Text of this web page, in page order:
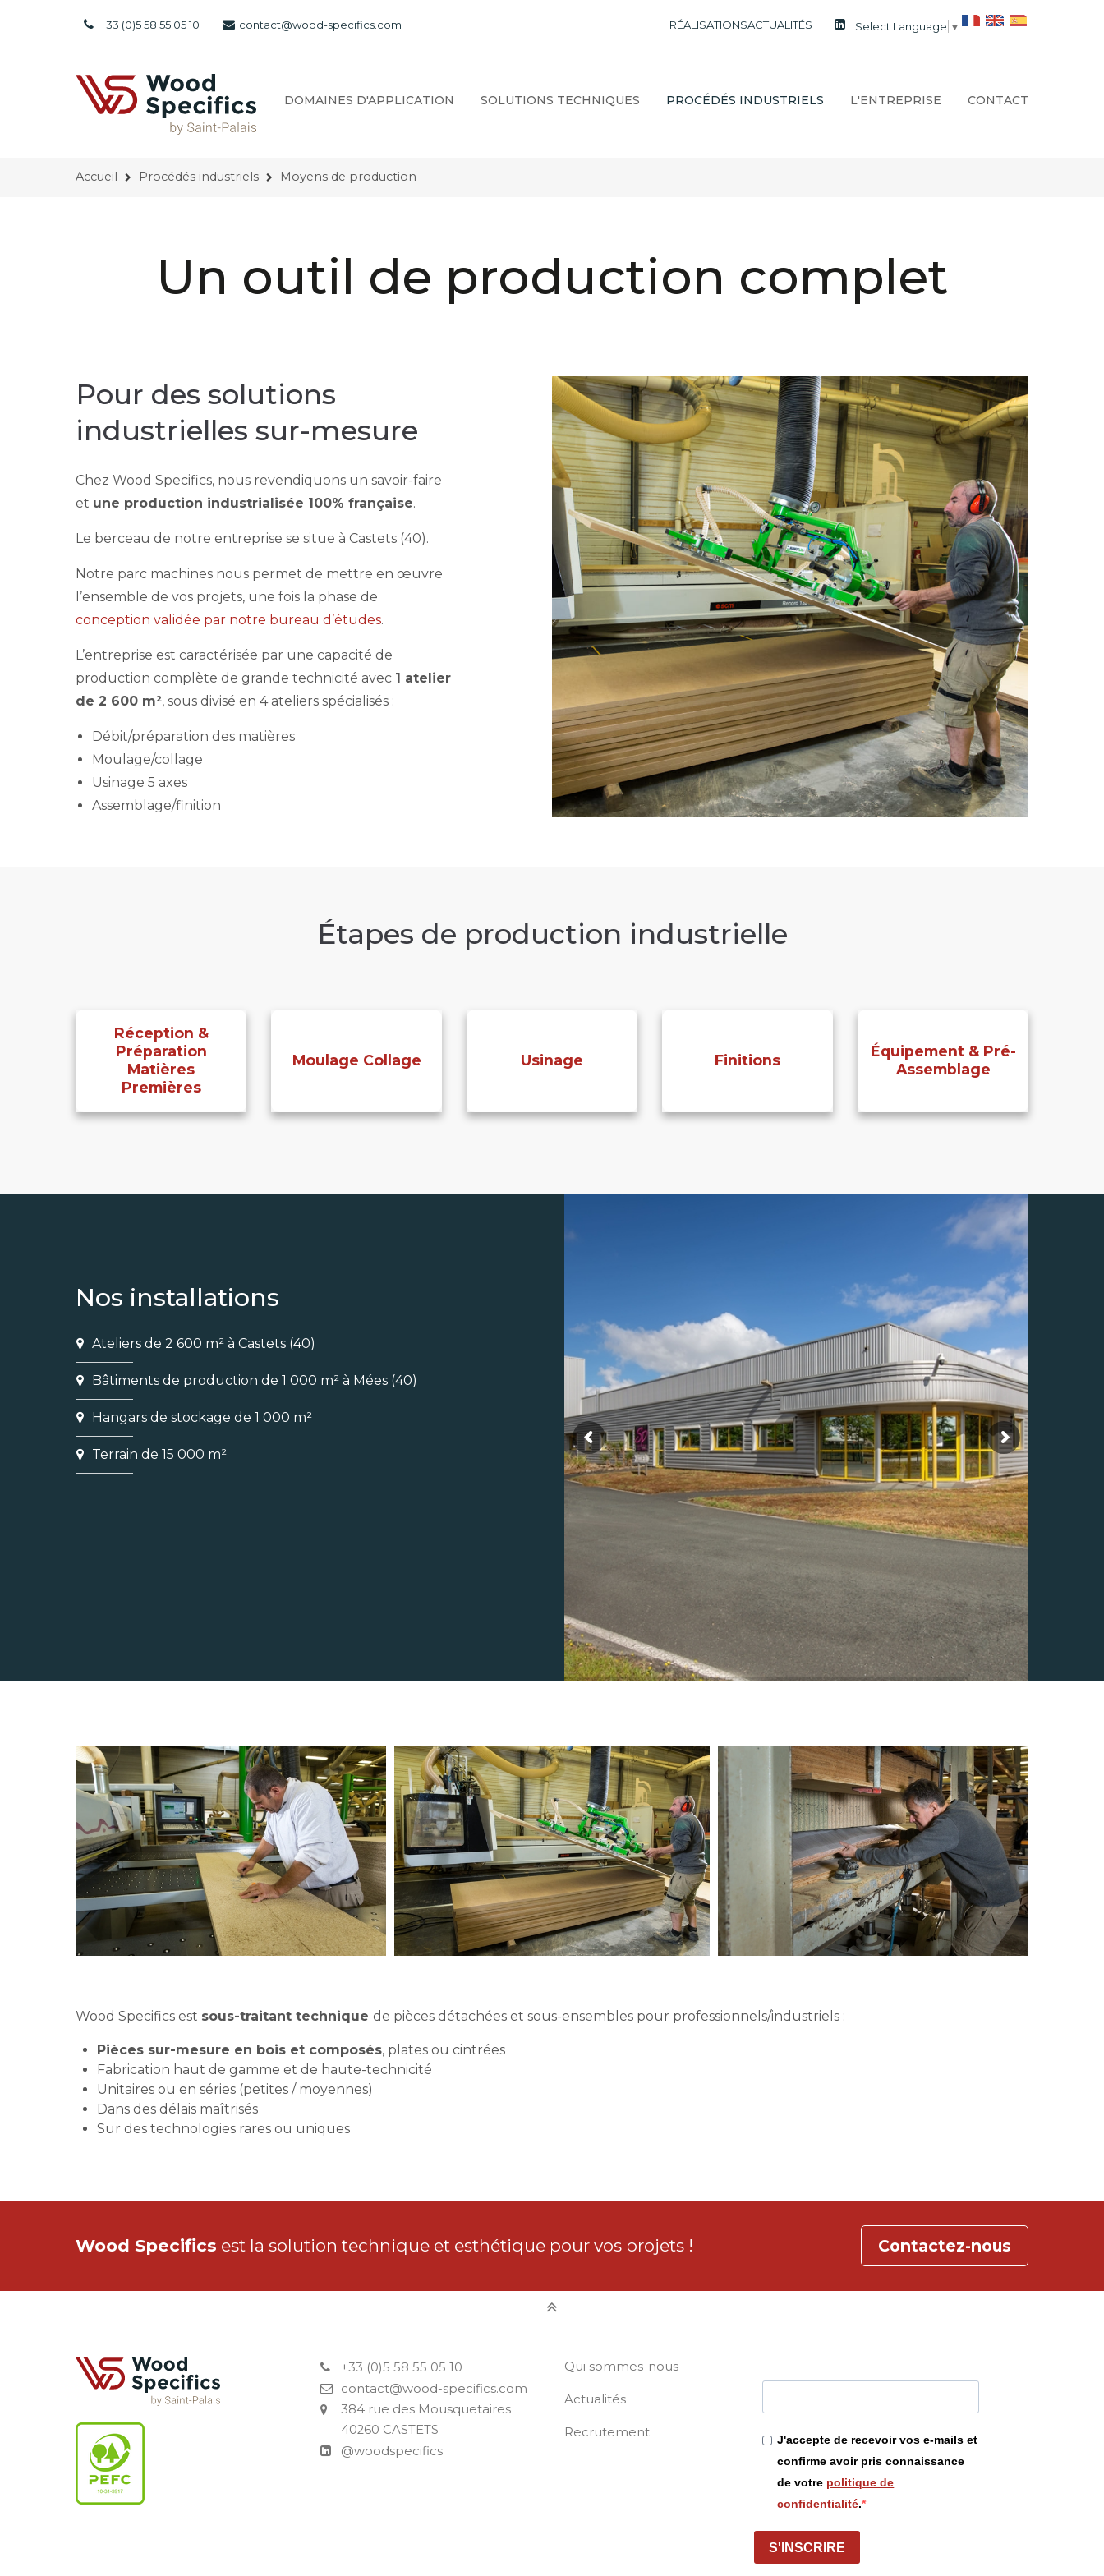
+33 (0)5 58 55 05 10 contact@wood-specifics.com RÉALISATIONSACTUALITÉS Select Language ▼
DOMAINES D'APPLICATION SOLUTIONS TECHNIQUES PROCÉDÉS INDUSTRIELS L'ENTREPRISE CONTACT
Accueil Procédés industriels Moyens de production
Un outil de production complet
Pour des solutions
industrielles sur-mesure
Chez Wood Specifics, nous revendiquons un savoir-faire
et une production industrialisée 100% française.
Le berceau de notre entreprise se situe à Castets (40).
Notre parc machines nous permet de mettre en œuvre
l’ensemble de vos projets, une fois la phase de
conception validée par notre bureau d’études.
L’entreprise est caractérisée par une capacité de
production complète de grande technicité avec 1 atelier
de 2 600 m², sous divisé en 4 ateliers spécialisés :
Débit/préparation des matières
Moulage/collage
Usinage 5 axes
Assemblage/finition
Étapes de production industrielle
Réception &
Préparation
Matières
Premières
Moulage Collage Usinage Finitions
Équipement & Pré-
Assemblage
Nos installations
Ateliers de 2 600 m² à Castets (40)
Bâtiments de production de 1 000 m² à Mées (40)
Hangars de stockage de 1 000 m²
Terrain de 15 000 m²
Wood Specifics est sous-traitant technique de pièces détachées et sous-ensembles pour professionnels/industriels :
Pièces sur-mesure en bois et composés, plates ou cintrées
Fabrication haut de gamme et de haute-technicité
Unitaires ou en séries (petites / moyennes)
Dans des délais maîtrisés
Sur des technologies rares ou uniques
Wood Specifics est la solution technique et esthétique pour vos projets ! Contactez-nous
+33 (0)5 58 55 05 10
contact@wood-specifics.com
384 rue des Mousquetaires
40260 CASTETS
@woodspecifics
Qui sommes-nous
Actualités
Recrutement
J'accepte de recevoir vos e-mails et
confirme avoir pris connaissance
de votre politique de
confidentialité.
S'INSCRIRE